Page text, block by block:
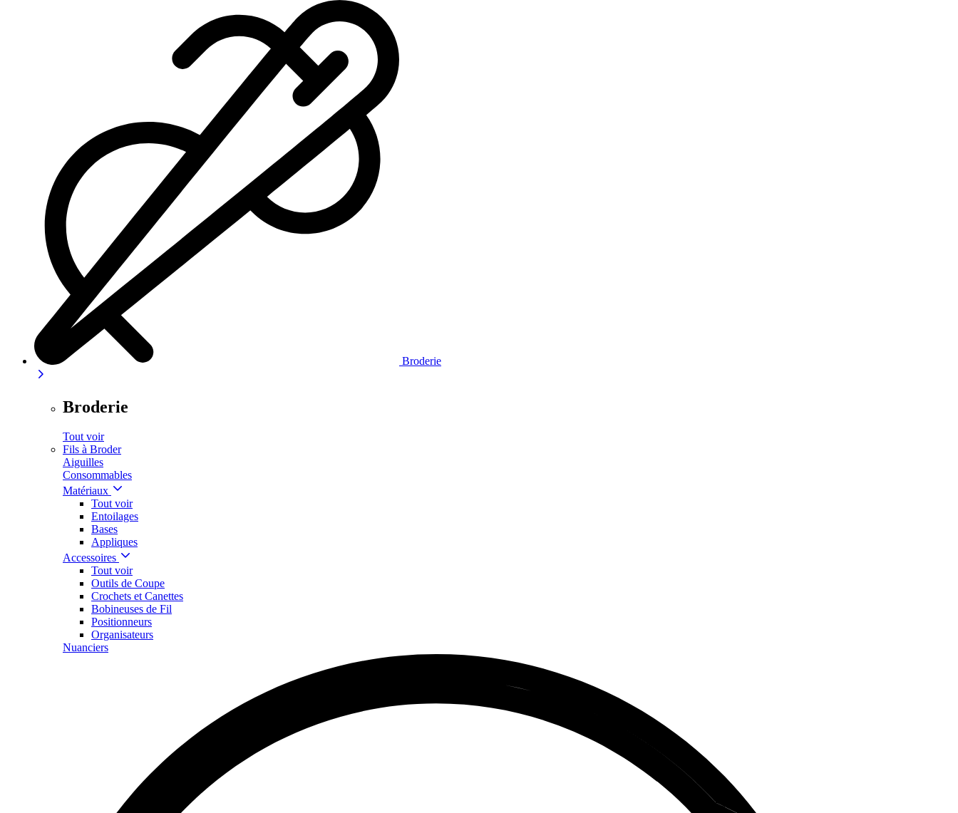
Broderie
Broderie
Tout voir
Fils à Broder
Aiguilles
Consommables
Matériaux
Tout voir
Entoilages
Bases
Appliques
Accessoires
Tout voir
Outils de Coupe
Crochets et Canettes
Bobineuses de Fil
Positionneurs
Organisateurs
Nuanciers